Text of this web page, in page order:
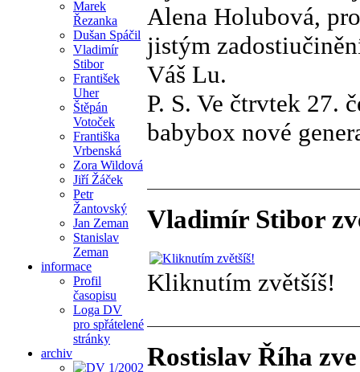
Marek
Řezanka
Dušan Spáčil
Vladimír
Stibor
František
Uher
Štěpán
Votoček
Františka
Vrbenská
Zora Wildová
Jiří Žáček
Petr
Žantovský
Jan Zeman
Stanislav
Zeman
informace
Profil
časopisu
Loga DV
pro spřátelené
stránky
archiv
Alena Holubová,
jistým
Váš Lu.
P. S. Ve čtrvtek 27.
babybox nové
Vladimír Stibor
Kliknutím zvětšíš!
Rostislav Říha